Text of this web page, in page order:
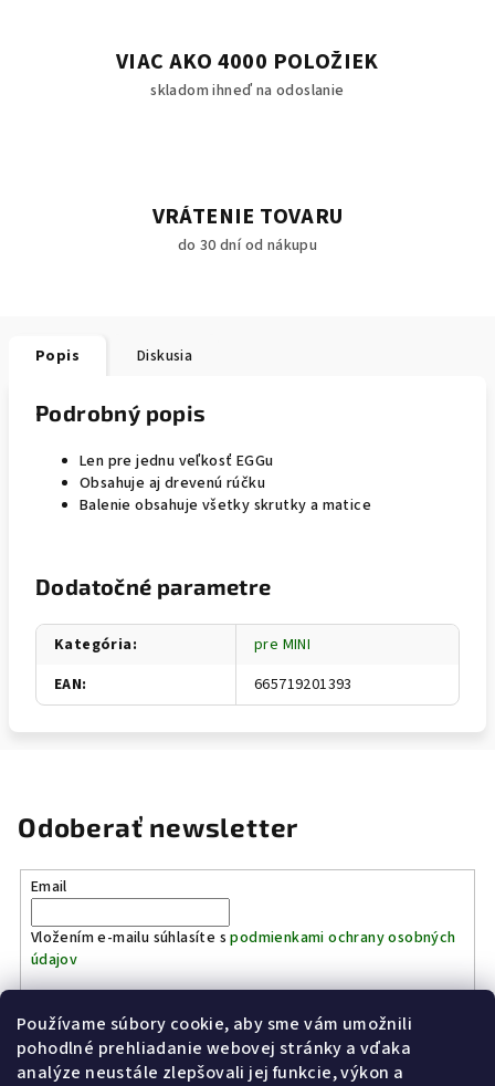
Používame súbory cookie, aby sme vám umožnili
pohodlné prehliadanie webovej stránky a vďaka
analýze neustále zlepšovali jej funkcie, výkon a
VIAC AKO 4000 POLOŽIEK
skladom ihneď na odoslanie
VRÁTENIE TOVARU
do 30 dní od nákupu
Popis Diskusia
Podrobný popis
Len pre jednu veľkosť EGGu
Obsahuje aj drevenú rúčku
Balenie obsahuje všetky skrutky a matice
Dodatočné parametre
Kategória:
pre MINI
EAN: 665719201393
Odoberať newsletter
Email
Vložením e-mailu súhlasíte spodmienkami ochrany osobných
údajov
Prihlásiť sa